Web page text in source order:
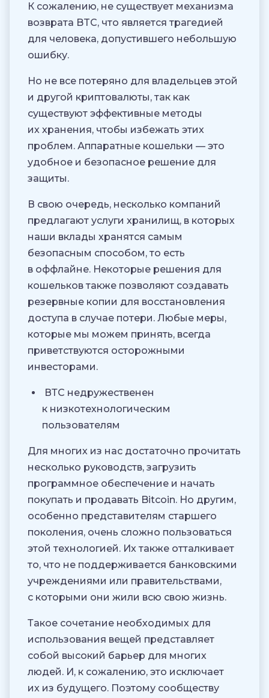
К сожалению, не существует механизма
возврата BTC, что является трагедией
для человека, допустившего небольшую
ошибку.
Но не все потеряно для владельцев этой
и другой криптовалюты, так как
существуют эффективные методы
их хранения, чтобы избежать этих
проблем. Аппаратные кошельки — это
удобное и безопасное решение для
защиты.
В свою очередь, несколько компаний
предлагают услуги хранилищ, в которых
наши вклады хранятся самым
безопасным способом, то есть
в оффлайне. Некоторые решения для
кошельков также позволяют создавать
резервные копии для восстановления
доступа в случае потери. Любые меры,
которые мы можем принять, всегда
приветствуются осторожными
инвесторами.
ВТС недружественен
к низкотехнологическим
пользователям
Для многих из нас достаточно прочитать
несколько руководств, загрузить
программное обеспечение и начать
покупать и продавать Bitcoin. Но другим,
особенно представителям старшего
поколения, очень сложно пользоваться
этой технологией. Их также отталкивает
то, что не поддерживается банковскими
учреждениями или правительствами,
с которыми они жили всю свою жизнь.
Такое сочетание необходимых для
использования вещей представляет
собой высокий барьер для многих
людей. И, к сожалению, это исключает
их из будущего. Поэтому сообществу